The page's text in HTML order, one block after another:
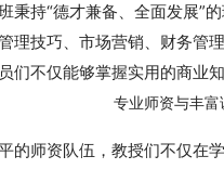
秉持“德才兼备、全面发展”
理技巧、市场营销、财务管
们不仅能够掌握实用的商业
专业师资与丰富
的师资队伍，教授们不仅在